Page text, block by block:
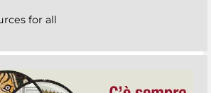
for all